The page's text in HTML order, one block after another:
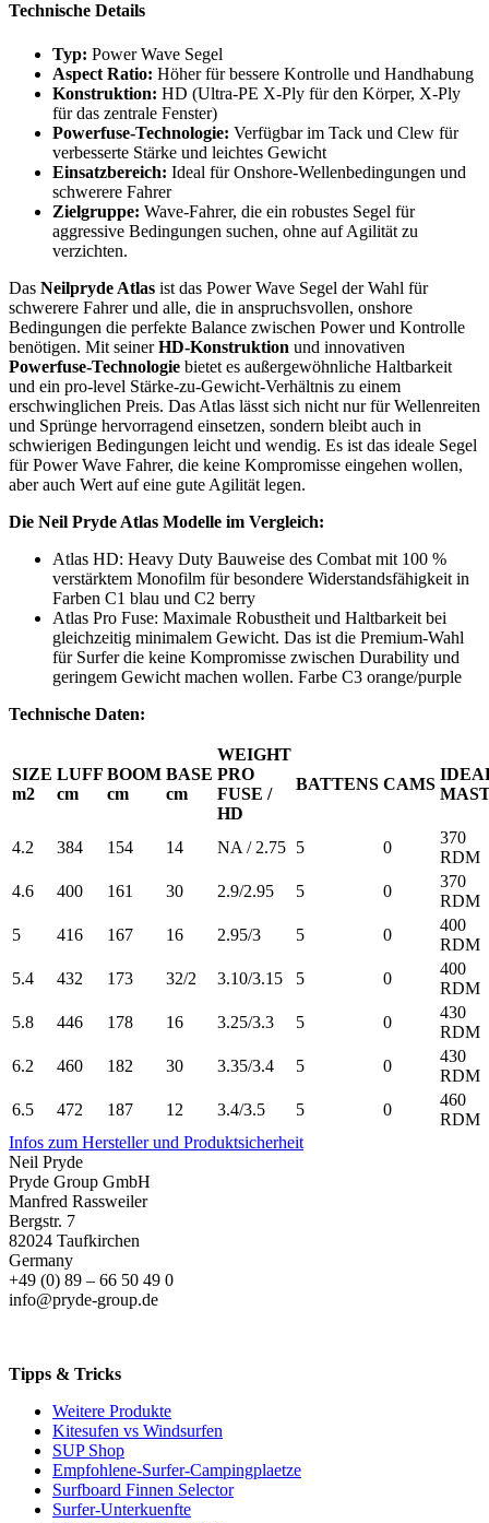
Technische Details
Typ: Power Wave Segel
Aspect Ratio: Höher für bessere Kontrolle und Handhabung
Konstruktion: HD (Ultra-PE X-Ply für den Körper, X-Ply
für das zentrale Fenster)
Powerfuse-Technologie: Verfügbar im Tack und Clew für
verbesserte Stärke und leichtes Gewicht
Einsatzbereich: Ideal für Onshore-Wellenbedingungen und
schwerere Fahrer
Zielgruppe: Wave-Fahrer, die ein robustes Segel für
aggressive Bedingungen suchen, ohne auf Agilität zu
verzichten.
Das Neilpryde Atlas ist das Power Wave Segel der Wahl für
schwerere Fahrer und alle, die in anspruchsvollen, onshore
Bedingungen die perfekte Balance zwischen Power und Kontrolle
benötigen. Mit seinerHD-Konstruktion und innovativen
Powerfuse-Technologie bietet es außergewöhnliche Haltbarkeit
und ein pro-level Stärke-zu-Gewicht-Verhältnis zu einem
erschwinglichen Preis. Das Atlas lässt sich nicht nur für Wellenreiten
und Sprünge hervorragend einsetzen, sondern bleibt auch in
schwierigen Bedingungen leicht und wendig. Es ist das ideale Segel
für Power Wave Fahrer, die keine Kompromisse eingehen wollen,
aber auch Wert auf eine gute Agilität legen.
Die Neil Pryde Atlas Modelle im Vergleich:
Atlas HD: Heavy Duty Bauweise des Combat mit 100 %
verstärktem Monofilm für besondere Widerstandsfähigkeit in
Farben C1 blau und C2 berry
Atlas Pro Fuse: Maximale Robustheit und Haltbarkeit bei
gleichzeitig minimalem Gewicht. Das ist die Premium-Wahl
für Surfer die keine Kompromisse zwischen Durability und
geringem Gewicht machen wollen. Farbe C3 orange/purple
Technische Daten:
SIZE
m2
LUFF
cm
BOOM
cm
BASE
cm
WEIGHT
PRO
FUSE /
HD
BATTENS CAMS
4.2 384 154 14 NA / 2.75 5 0
370
RDM
4.6
400 161 30 2.9/2.95 5 0
370
RDM
5
416 167 16 2.95/3 5 0
400
RDM
5.4
432 173 32/2 3.10/3.15 5 0
400
RDM
5.8
446 178 16 3.25/3.3 5 0
430
RDM
6.2
460 182 30 3.35/3.4 5 0
430
RDM
6.5
472 187 12 3.4/3.5 5 0
460
RDM
Infos zum Hersteller und Produktsicherheit
Neil Pryde
Pryde Group GmbH
Manfred Rassweiler
Bergstr. 7
82024 Taufkirchen
Germany
+49 (0) 89 – 66 50 49 0
info@pryde-group.de
Tipps & Tricks
Weitere Produkte
Kitesufen vs Windsurfen
SUP Shop
Empfohlene-Surfer-Campingplaetze
Surfboard Finnen Selector
Surfer-Unterkuenfte